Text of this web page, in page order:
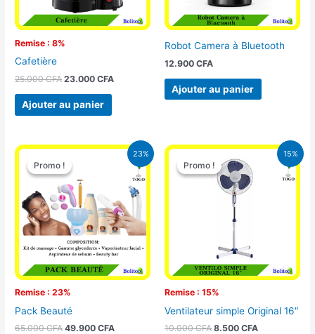
Remise : 8%
Cafetière
25.000CFA 23.000CFA
Ajouter au panier
Robot Camera à Bluetooth
12.900 CFA
Ajouter au panier
23%
Promo !
Remise : 23%
Promo !
Pack Beauté
65.000CFA
Le
prix
initial
était :
65.000 CFA.
49.900CFA
Le
prix
actuel
est :
49.900 CFA.
15%
Promo !
Remise : 15%
Promo !
Ventilateur simple Original 16″
10.000CFA
Le
prix
initial
était :
10.000 CFA.
8.500 CFA
Le